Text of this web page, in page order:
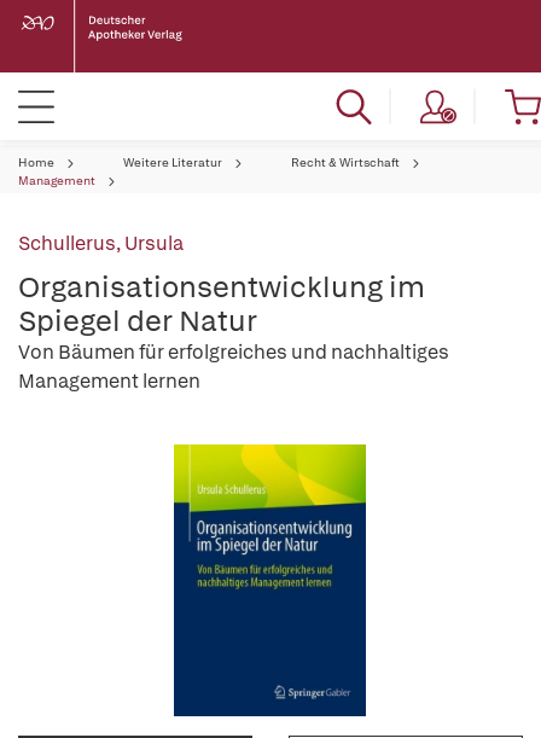
Home Weitere Literatur
Recht & Wirtschaft
Management
Schullerus, Ursula
Organisationsentwicklung im
Spiegel der Natur
Von Bäumen für erfolgreiches und nachhaltiges
Management lernen